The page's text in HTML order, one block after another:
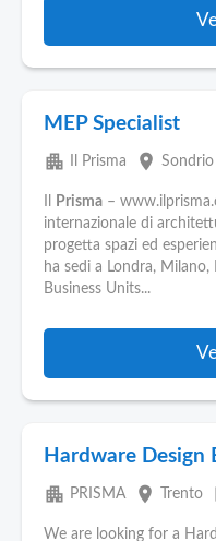
MEP Specialist
apartment Il Prisma place Sondrio
Prisma –
internazionale di
progetta spazi ed
ha sedi a Londra,
Business Units...
Hardware Design
apartment PRISMA place Trento
We are looking for a